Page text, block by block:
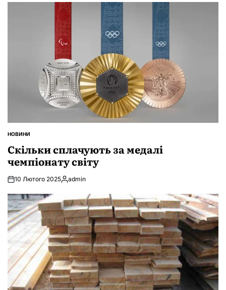
ОПУБЛІКУВАТИ
НОВИНИ
Скільки сплачують за медалі
чемпіонату світу
10 Лютого 2025Опубліковано
admin